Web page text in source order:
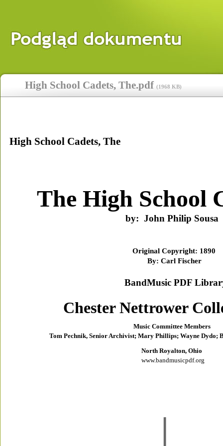
High School Cadets, The.pdf (1968 KB)
High School Cadets, The
The High School
by:  John Philip Sousa
Original Copyright: 1890
By: Carl Fischer
BandMusic PDF
Chester Nettrower
Music Committee Members
Tom Pechnik, Senior Archivist; Mary Phillips; Wayne
North Royalton, Ohio
www.bandmusicpdf.org